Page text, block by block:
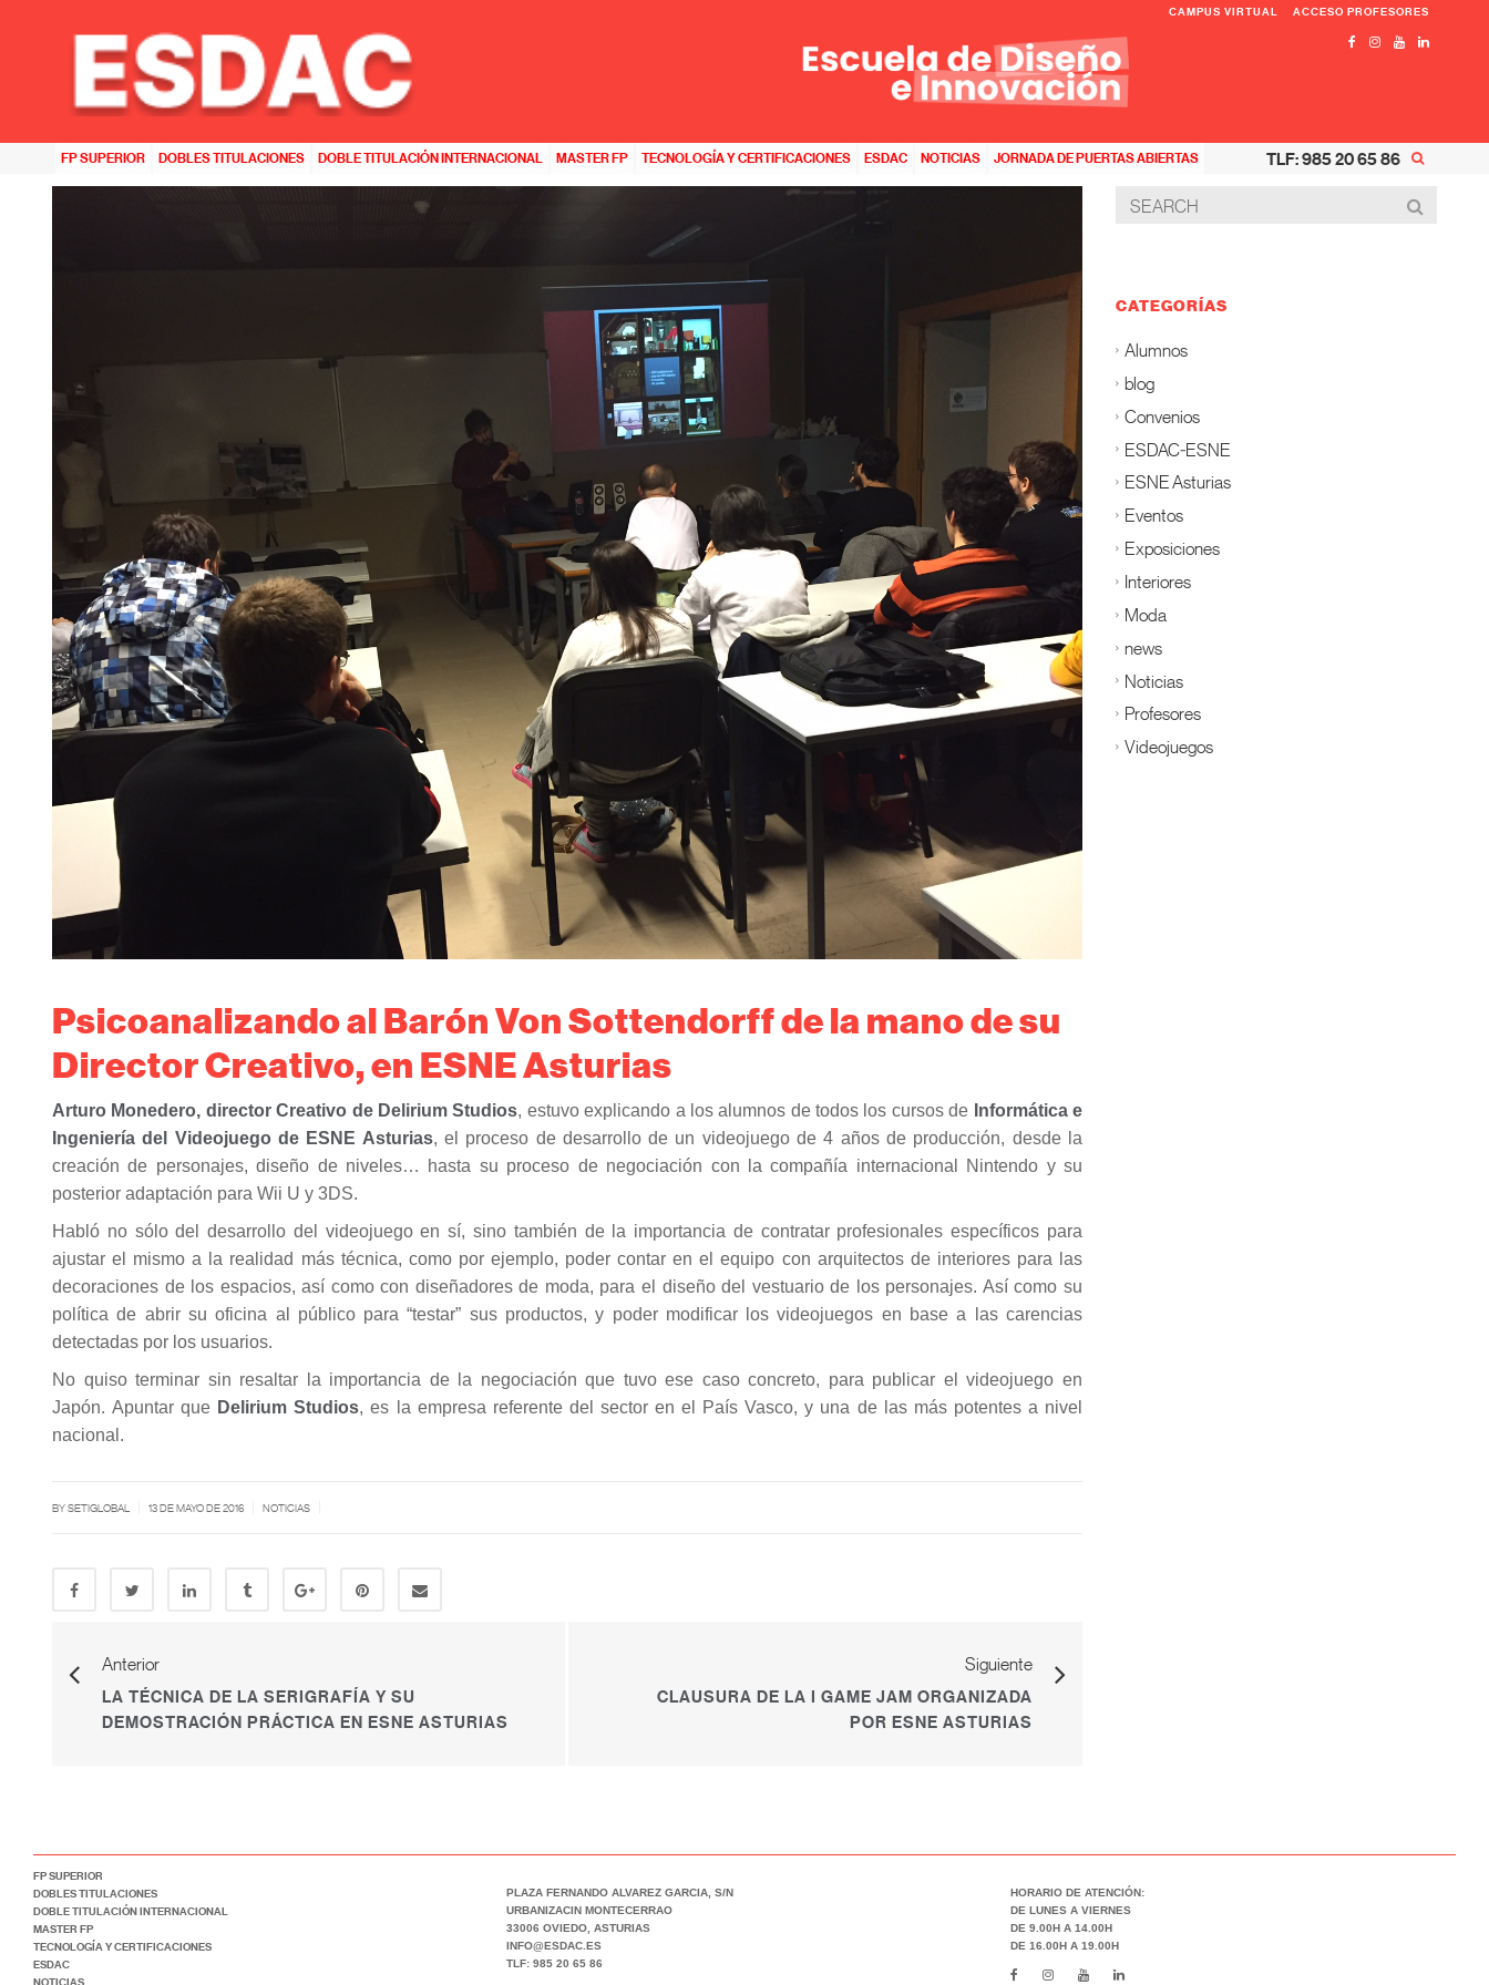
CAMPUS VIRTUAL ACCESO PROFESORES
FP SUPERIOR DOBLES TITULACIONES DOBLE TITULACIÓN INTERNACIONAL MASTER FP TECNOLOGÍA Y CERTIFICACIONES ESDAC NOTICIAS JORNADA DE PUERTAS ABIERTAS TLF: 985 20 65 86
Psicoanalizando al Barón Von Sottendorff de la mano de su
Director Creativo, en ESNE Asturias
Arturo Monedero, director Creativo de Delirium Studios, estuvo explicando a los alumnos de todos los cursos de Informática e
Ingeniería del Videojuego de ESNE Asturias, el proceso de desarrollo de un videojuego de 4 años de producción, desde la
creación de personajes, diseño de niveles… hasta su proceso de negociación con la compañía internacional Nintendo y su
posterior adaptación para Wii U y 3DS.
Habló no sólo del desarrollo del videojuego en sí, sino también de la importancia de contratar profesionales específicos para
ajustar el mismo a la realidad más técnica, como por ejemplo, poder contar en el equipo con arquitectos de interiores para las
decoraciones de los espacios, así como con diseñadores de moda, para el diseño del vestuario de los personajes. Así como su
política de abrir su oficina al público para “testar” sus productos, y poder modificar los videojuegos en base a las carencias
detectadas por los usuarios.
No quiso terminar sin resaltar la importancia de la negociación que tuvo ese caso concreto, para publicar el videojuego en
Japón. Apuntar que Delirium Studios, es la empresa referente del sector en el País Vasco, y una de las más potentes a nivel
nacional.
BY SETIGLOBAL 13 DE MAYO DE 2016 NOTICIAS
Anterior
LA TÉCNICA DE LA SERIGRAFÍA Y SU
DEMOSTRACIÓN PRÁCTICA EN ESNE ASTURIAS
Siguiente
CLAUSURA DE LA I GAME JAM ORGANIZADA
POR ESNE ASTURIAS
CATEGORÍAS
Alumnos
blog
Convenios
ESDAC-ESNE
ESNE Asturias
Eventos
Exposiciones
Interiores
Moda
news
Noticias
Profesores
Videojuegos
FP SUPERIOR
DOBLES TITULACIONES
DOBLE TITULACIÓN INTERNACIONAL
MASTER FP
TECNOLOGÍA Y CERTIFICACIONES
ESDAC
NOTICIAS
PLAZA FERNANDO ALVAREZ GARCIA, S/N
URBANIZACIN MONTECERRAO
33006 OVIEDO, ASTURIAS
INFO@ESDAC.ES
TLF: 985 20 65 86
HORARIO DE ATENCIÓN:
DE LUNES A VIERNES
DE 9.00H A 14.00H
DE 16.00H A 19.00H